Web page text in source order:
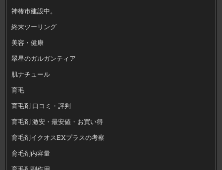
神椿市建設中。
終末ツーリング
美容・健康
翠星のガルガンティア
肌ナチュール
育毛
育毛剤 口コミ・評判
育毛剤 激安・最安値・お買い得
育毛剤イクオスEXプラスの考察
育毛剤内容量